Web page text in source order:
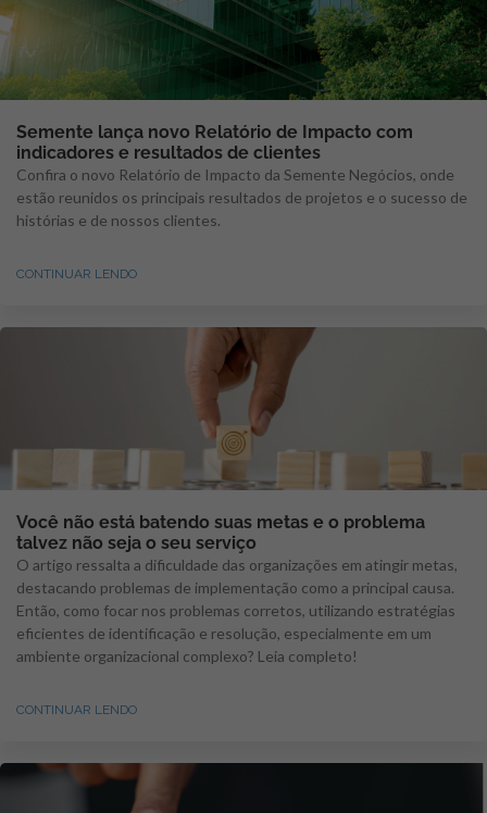
Semente lança novo Relatório de Impacto com
indicadores e resultados de clientes
Confira o novo Relatório de Impacto da Semente Negócios, onde
estão reunidos os principais resultados de projetos e o sucesso de
histórias e de nossos clientes.
CONTINUAR LENDO
Você não está batendo suas metas e o problema
talvez não seja o seu serviço
O artigo ressalta a dificuldade das organizações em atingir metas,
destacando problemas de implementação como a principal causa.
Então, como focar nos problemas corretos, utilizando estratégias
eficientes de identificação e resolução, especialmente em um
ambiente organizacional complexo? Leia completo!
CONTINUAR LENDO